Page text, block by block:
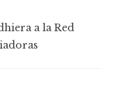
a la Red